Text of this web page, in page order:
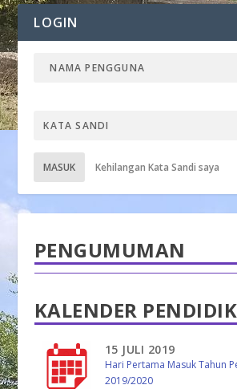
LOGIN
MASUK Kehilangan Kata Sandi saya
PENGUMUMAN
KALENDER
15 JULI 2019
Hari Pertama Masuk Tahun
2019/2020